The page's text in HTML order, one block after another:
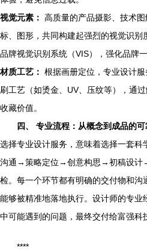
视觉元素： 高质量的产品摄影、技术
标、图形，共同构建起强烈的视觉识
品牌视觉识别系统（VIS），强化品牌一
材质工艺： 根据画册定位，专业设计
刷工艺（如烫金、UV、压纹等），通
收藏价值。
四、 专业流程：从概念到成品的
选择专业设计服务，意味着选择一套
沟通→策略定位→创意构思→初稿设
检。每一个环节都有明确的交付物和
能够被精准地落地执行。设计师的专
中可能遇到的问题，最终交付给富强科
****